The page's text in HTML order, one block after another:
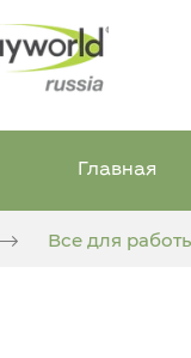
Главная
Все для